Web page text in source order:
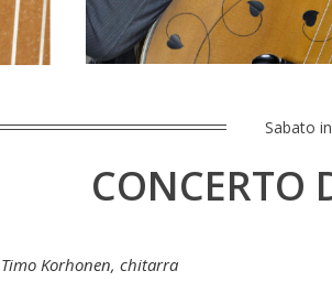
Sabato
CONCERTO
Timo Korhonen, chitarra